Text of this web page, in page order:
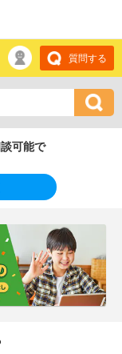
質問する
可能で